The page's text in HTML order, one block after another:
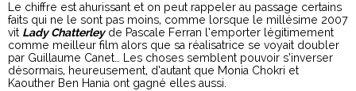
Le chiffre est ahurissant et on peut rappeler au passage certains
faits qui ne le sont pas moins, comme lorsque le millésime 2007
vit Lady Chatterleyde Pascale Ferran l’emporter légitimement
comme meilleur film alors que sa réalisatrice se voyait doubler
par Guillaume Canet… Les choses semblent pouvoir s’inverser
désormais, heureusement, d’autant que Monia Chokri et
Kaouther Ben Hania ont gagné elles aussi.